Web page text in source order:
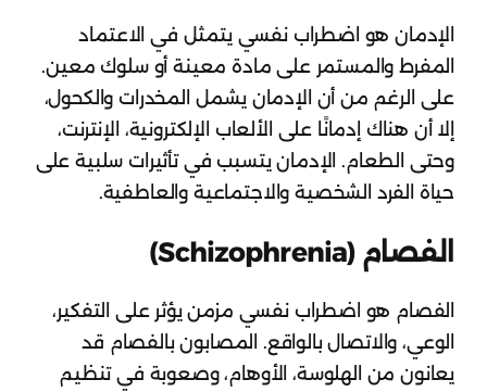
الإدمان هو اضطراب نفسي يتمثل في الاعتماد
المفرط والمستمر على مادة معينة أو سلوك معين.
على الرغم من أن الإدمان يشمل المخدرات والكحول،
إلا أن هناك إدمانًا على الألعاب الإلكترونية، الإنترنت،
وحتى الطعام. الإدمان يتسبب في تأثيرات سلبية على
حياة الفرد الشخصية والاجتماعية والعاطفية.
الفصام (Schizophrenia)
الفصام هو اضطراب نفسي مزمن يؤثر على التفكير،
الوعي، والاتصال بالواقع. المصابون بالفصام قد
يعانون من الهلوسة، الأوهام، وصعوبة في تنظيم